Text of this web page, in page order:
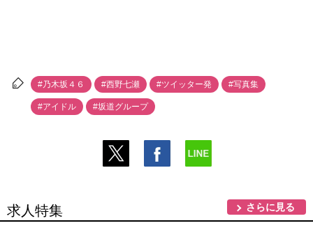
#乃木坂４６ #西野七瀬 #ツイッター発 #写真集
#アイドル #坂道グループ
求人特集 さらに見る